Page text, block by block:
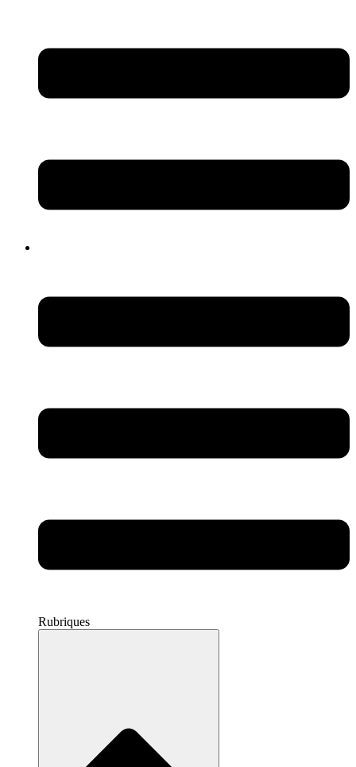
Rubriques